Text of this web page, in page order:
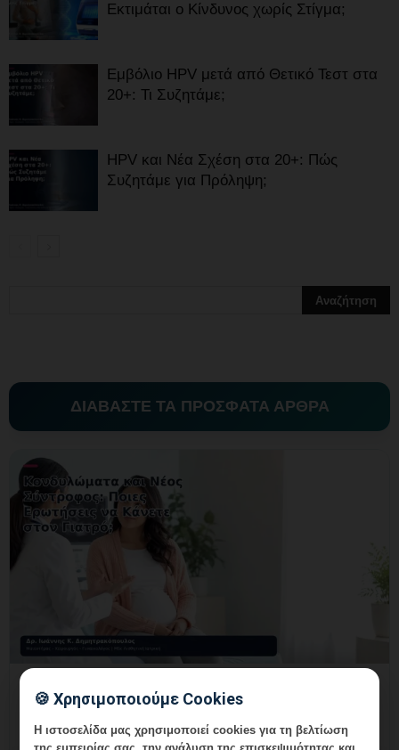
Εκτιμάται ο Κίνδυνος χωρίς Στίγμα;
Εμβόλιο HPV μετά από Θετικό Τεστ στα
20+: Τι Συζητάμε;
HPV και Νέα Σχέση στα 20+: Πώς
Συζητάμε για Πρόληψη;
ΔΙΑΒΑΣΤΕ ΤΑ ΠΡΟΣΦΑΤΑ ΑΡΘΡΑ
Κονδυλώματα και Νέος Σύντροφος:
Ποιες Ερωτήσεις να Κάνετε στον
Γιατρό;
🍪 Χρησιμοποιούμε Cookies
Η ιστοσελίδα μας χρησιμοποιεί cookies για τη βελτίωση